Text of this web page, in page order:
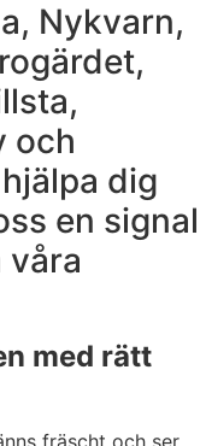
Nykvarn,
och
dig
en signal
våra
med rätt